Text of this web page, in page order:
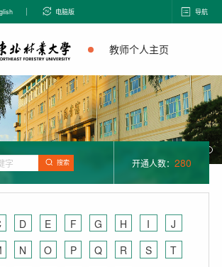
电脑版 导航
教师个人主页
搜索 开通人数： 280
D E F G H I
J
N O P Q R S
T